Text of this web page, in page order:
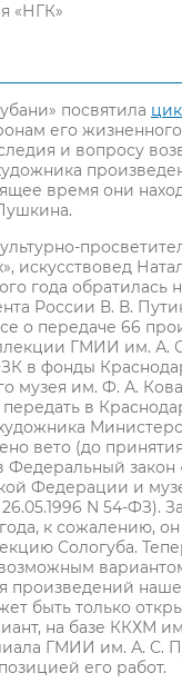
«НГК»
посвятила
его жизненного
и вопросу
время они
искусствовед
года обратилась
России В. В.
о передаче 66
ГМИИ им. А.
в фонды
музея им. Ф. А.
в
вето (до
Федеральный
Федерации и
N 54-ФЗ).
к сожалению,
Сологуба.
произведений
быть только
на базе ККХМ
ГМИИ им. А. С.
его работ.